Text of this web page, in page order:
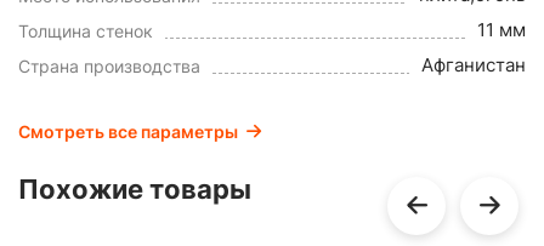
Толщина стенок 11 мм
Страна производства Афганистан
Смотреть все параметры
Похожие товары